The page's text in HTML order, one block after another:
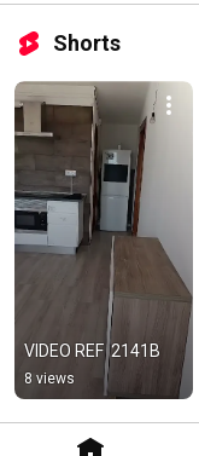
Shorts
VIDEO REF  2141B
8 views